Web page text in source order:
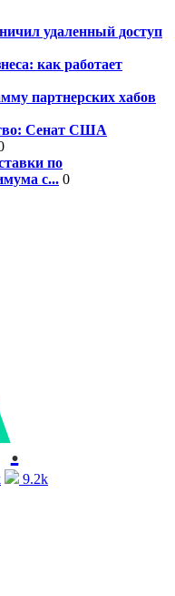
удаленный доступ
как работает
партнерских хабов
Сенат США
по
с... 0
.
9.2k